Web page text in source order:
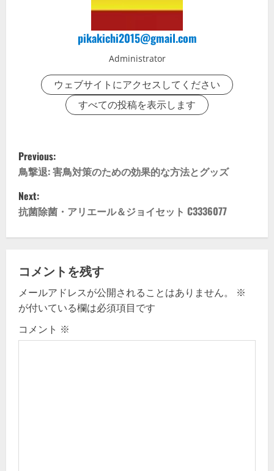
pikakichi2015@gmail.com
Administrator
ウェブサイトにアクセスしてください
すべての投稿を表示します
P
o
s
a
v
i
Previous:
鳥撃退: 害鳥対策のための効果的な方法とグッズ
Next:
抗菌除菌・アリエール＆ジョイセット C3336077
コメントを残す
メールアドレスが公開されることはありません。
※
が付いている欄は必須項目です
コメント ※